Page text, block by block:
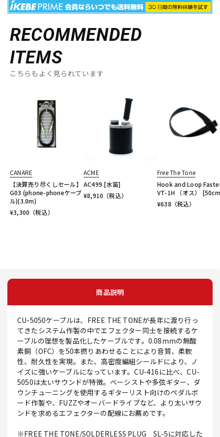
RECOMMENDED
ITEMS
こちらもよく見られています
CANARE
【決算売り尽くしセール】
G03 (phone-phoneケーブ
ル)(3.0m)
¥3,300 （税込）
ACME
AC499 [水笛]
¥8,910 （税込）
Free The Tone
Hook and Loop
VT-1H （オス）
¥638 （税込）
商品説明
CU-5050ケーブルは、FREE THE TONEが長年に渡り行っ
てきたシステム作製の中でエフェクター同士を接続するケ
ーブルの理想を製品化したケーブルです。0.08mmの無酸
素銅（OFC）を50本撚りあわせることにより音質、柔軟
性、耐久性を実現。また、高密度編組シールドにより、ノ
イズに強いケーブルになっています。CU-416に比べ、CU-
5050は太いサウンドが特徴。ベーシストや多弦ギター、ダ
ウンチューニングを使用するギターリスト向けのペダルボ
ード作製や、FUZZやオーバードライブなど、より太いサウ
ンドを求めるエフェクターの配線にお薦めです。
※FREE THE TONE/SOLDERLESS PLUG SL-5に対応した